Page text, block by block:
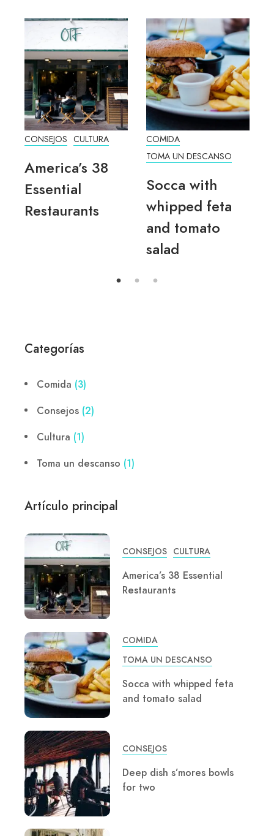
CONSEJOS CULTURA
America’s 38
Essential
Restaurants
COMIDA
TOMA UN DESCANSO
Socca with
whipped feta
and tomato
salad
Categorías
Comida (3)
Consejos (2)
Cultura (1)
Toma un descanso (1)
Artículo principal
CONSEJOS CULTURA
America’s 38 Essential
Restaurants
COMIDA
TOMA UN DESCANSO
Socca with whipped feta
and tomato salad
CONSEJOS
Deep dish s’mores bowls
for two